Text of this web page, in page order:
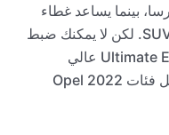
أعلى من كورسا، بينما يساعد غطاء
المحرك شبه الأفقي في منحك أجواء SUV. لكن لا يمكنك ضبط
دعم أسفل الظهر، وزود طراز Ultimate Edition عالي
المواصفات بوظيفة تدليك للسائق. وكل فئات 2022 Opel